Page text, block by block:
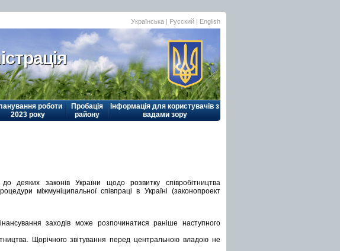
Українська | Русский | English
роботи
2023 року
Пробація
району
Інформація для користувачів з
вадами зору
законів України щодо розвитку співробітництва
міжмуніципальної співпраці в Україні (законопроект
заходів може розпочинатися раніше наступного
Щорічного звітування перед центральною владою не